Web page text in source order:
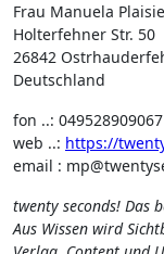
Frau Manuela
Holterfehner Str. 50
26842
Deutschland
fon ..: 049528909067
web ..: https://
email :
twenty seconds! Das
Aus Wissen wird